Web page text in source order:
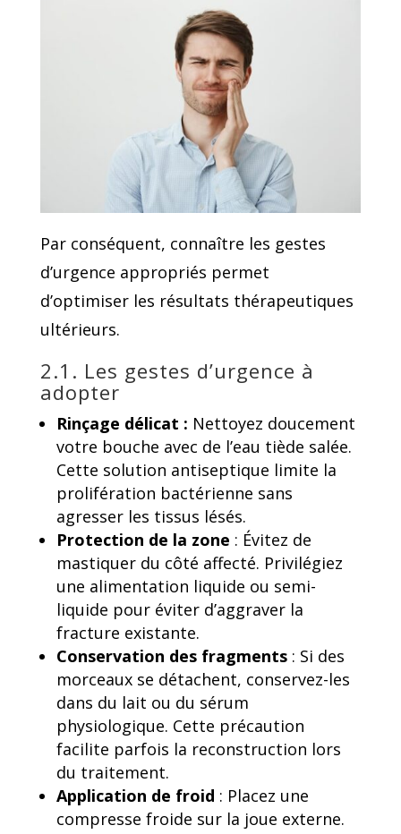
Par conséquent, connaître les gestes
d’urgence appropriés permet
d’optimiser les résultats thérapeutiques
ultérieurs.
2.1. Les gestes d’urgence à
adopter
Rinçage délicat : Nettoyez doucement
votre bouche avec de l’eau tiède salée.
Cette solution antiseptique limite la
prolifération bactérienne sans
agresser les tissus lésés.
Protection de la zone : Évitez de
mastiquer du côté affecté. Privilégiez
une alimentation liquide ou semi-
liquide pour éviter d’aggraver la
fracture existante.
Conservation des fragments: Si des
morceaux se détachent, conservez-les
dans du lait ou du sérum
physiologique. Cette précaution
facilite parfois la reconstruction lors
du traitement.
Application de froid : Placez une
compresse froide sur la joue externe.